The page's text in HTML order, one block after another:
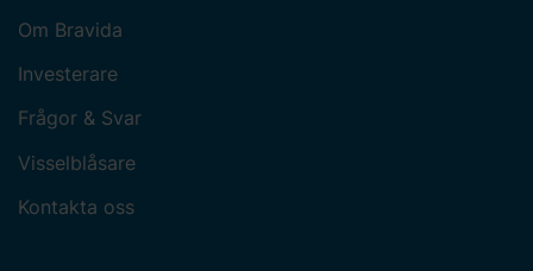
Om Bravida
Investerare
Frågor & Svar
Visselblåsare
Kontakta oss